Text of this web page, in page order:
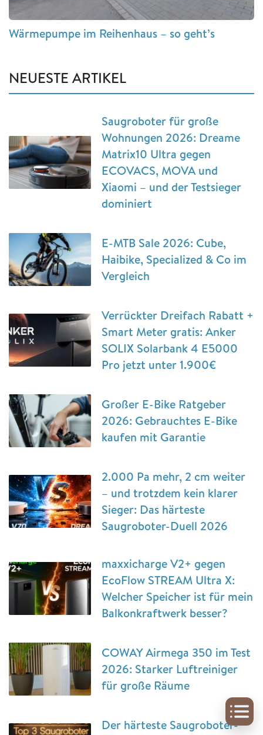
Wärmepumpe im Reihenhaus – so geht’s
NEUESTE ARTIKEL
Saugroboter für große
Wohnungen 2026: Dreame
Matrix10 Ultra gegen
ECOVACS, MOVA und
Xiaomi – und der Testsieger
dominiert
E-MTB Sale 2026: Cube,
Haibike, Specialized & Co im
Vergleich
Verrückter Dreifach Rabatt +
Smart Meter gratis: Anker
SOLIX Solarbank 4 E5000
Pro jetzt unter 1.900€
Großer E-Bike Ratgeber
2026: Gebrauchtes E-Bike
kaufen mit Garantie
2.000 Pa mehr, 2 cm weiter
– und trotzdem kein klarer
Sieger: Das härteste
Saugroboter-Duell 2026
maxxicharge V2+ gegen
EcoFlow STREAM Ultra X:
Welcher Speicher ist für mein
Balkonkraftwerk besser?
COWAY Airmega 350 im Test
2026: Starker Luftreiniger
für große Räume
Der härteste Saugroboter-